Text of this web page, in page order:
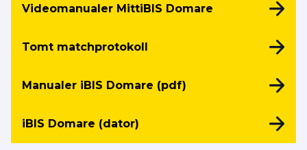
Videomanualer MittiBIS Domare
Tomt matchprotokoll
Manualer iBIS Domare (pdf)
iBIS Domare (dator)